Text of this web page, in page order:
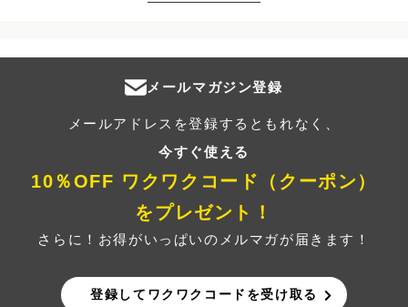
メールマガジン登録
メールアドレスを登録するともれなく、
今すぐ使える
10％OFF ワクワクコード（クーポン）
をプレゼント！
さらに！お得がいっぱいのメルマガが届きます！
登録してワクワクコードを受け取る